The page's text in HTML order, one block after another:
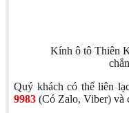
Kính ô tô Thiên
Quý khách có thể liên
9983 (Có Zalo, Viber) và